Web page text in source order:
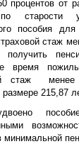
процентов от
старости
пособия
йстаж
получить
время
стаж менее
размере 215,87
минимальной